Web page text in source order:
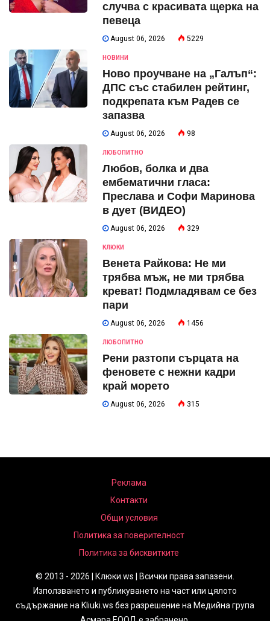
случва с красивата щерка на
певеца
August 06, 2026 5229
НОВИНИ
Ново проучване на „Галъп“:
ДПС със стабилен рейтинг,
подкрепата към Радев се
запазва
August 06, 2026 98
ЛЮБОПИТНО
Любов, болка и два
ембематични гласа:
Преслава и Софи Маринова
в дует (ВИДЕО)
August 06, 2026 329
КЛЮКИ
Венета Райкова: Не ми
трябва мъж, не ми трябва
креват! Подмладявам се без
пари
August 06, 2026 1456
ЛЮБОПИТНО
Рени разтопи сърцата на
феновете с нежни кадри
край морето
August 06, 2026 315
Реклама
Контакти
Общи условия
Политика за поверителност
Политика за бисквитките
© 2013 - 2026 | Клюки.ws | Всички права запазени.
Използването и публикуването на част или цялото
съдържание на Kliuki.ws без разрешение на Медийна група